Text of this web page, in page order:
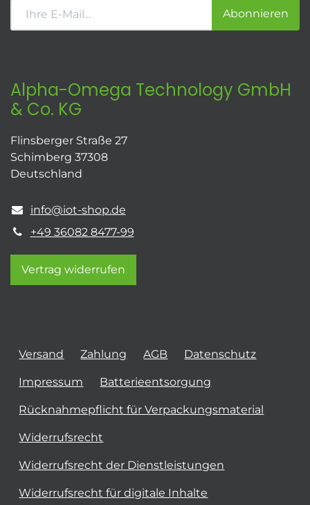
Abonnieren
Alpha-Omega Technology GmbH
& Co. KG
Flinsberger Straße 27
Schimberg 37308
Deutschland
info@iot-shop.de
+49 36082 8477-99
Vertrag widerrufen
Versand Zahlung AGB Datenschutz
Impressum Batterieentsorgung
Rücknahmepflicht für Verpackungsmaterial
Widerrufsrecht
Widerrufsrecht der Dienstleistungen
Widerrufsrecht für digitale Inhalte